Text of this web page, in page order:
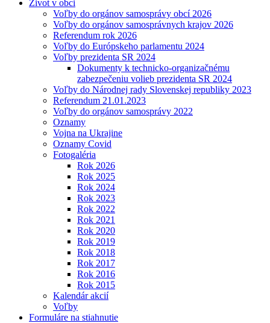
Život v obci
Voľby do orgánov samosprávy obcí 2026
Voľby do orgánov samosprávnych krajov 2026
Referendum rok 2026
Voľby do Európskeho parlamentu 2024
Voľby prezidenta SR 2024
Dokumenty k technicko-organizačnému
zabezpečeniu volieb prezidenta SR 2024
Voľby do Národnej rady Slovenskej republiky 2023
Referendum 21.01.2023
Voľby do orgánov samosprávy 2022
Oznamy
Vojna na Ukrajine
Oznamy Covid
Fotogaléria
Rok 2026
Rok 2025
Rok 2024
Rok 2023
Rok 2022
Rok 2021
Rok 2020
Rok 2019
Rok 2018
Rok 2017
Rok 2016
Rok 2015
Kalendár akcií
Voľby
Formuláre na stiahnutie